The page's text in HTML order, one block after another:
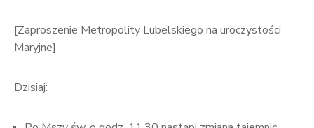
[Zaproszenie Metropolity Lubelskiego na uroczystości
Maryjne]
Dzisiaj: